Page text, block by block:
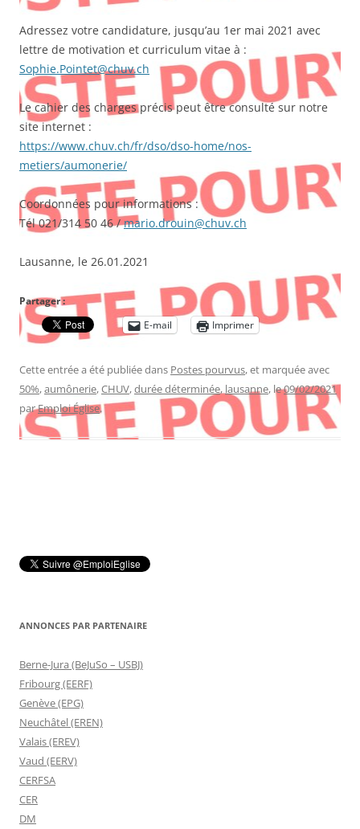
Adressez votre candidature, jusqu’au 1er mai 2021 avec
lettre de motivation et curriculum vitae à :
Sophie.Pointet@chuv.ch
Le cahier des charges précis peut être consulté sur notre
site internet :
https://www.chuv.ch/fr/dso/dso-home/nos-
metiers/aumonerie/
Coordonnées pour informations :
Tél 021/314 50 46 /mario.drouin@chuv.ch
Lausanne, le 26.01.2021
Partager :
E-mail
Imprimer
Cette entrée a été publiée dans Postes pourvus, et marquée avec
50%,aumônerie,CHUV,durée déterminée, lausanne, le09/02/2021
parEmploi Église.
ANNONCES PAR PARTENAIRE
Berne-Jura (BeJuSo – USBJ)
Fribourg (EERF)
Genève (EPG)
Neuchâtel (EREN)
Valais (EREV)
Vaud (EERV)
CERFSA
CER
DM